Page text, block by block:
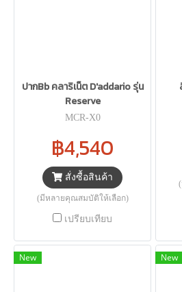
ปากBb คลาริเน็ต D'addario รุ่น
Reserve
MCR-X0
฿4,540
สั่งซื้อสินค้า
(มีหลายคุณสมบัติให้เลือก)
เปรียบเทียบ
New New